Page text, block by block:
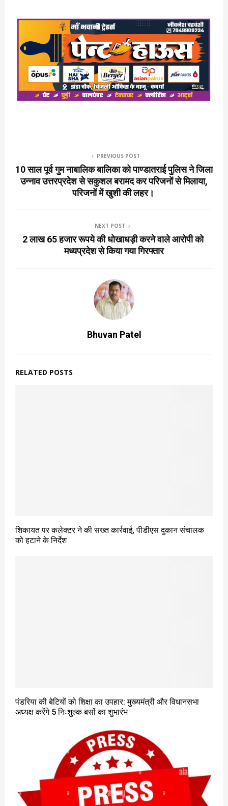
PREVIOUS POST
10 साल पूर्व गुम नाबालिक बालिका को पाण्डातराई पुलिस ने जिला
उन्नाव उत्तरप्रदेश से सकुशल बरामद कर परिजनों से मिलाया,
परिजनों में खुशी की लहर।
NEXT POST
2 लाख 65 हजार रूपये की धोखाधड़ी करने वाले आरोपी को
मध्यप्रदेश से किया गया गिरफ्तार
Bhuvan Patel
RELATED POSTS
शिकायत पर कलेक्टर ने की सख्त कार्रवाई, पीडीएस दुकान संचालक
को हटाने के निर्देश
पंडरिया की बेटियों को शिक्षा का उपहार: मुख्यमंत्री और विधानसभा
अध्यक्ष करेंगे 5 निःशुल्क बसों का शुभारंभ